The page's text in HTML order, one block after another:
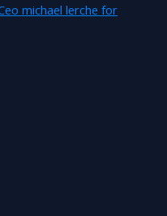
michael lerche for